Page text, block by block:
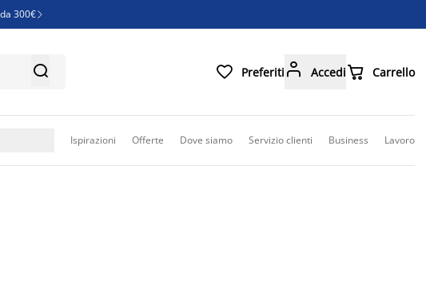
300€
  Preferiti  Accedi Carrello
Ispirazioni Offerte Dove siamo Servizio clienti Business Lavoro